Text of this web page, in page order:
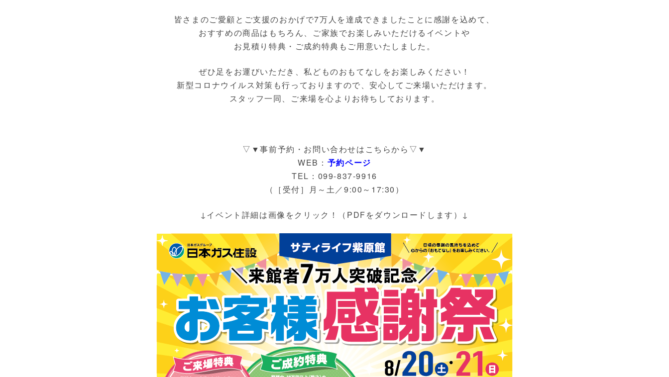
皆さまのご愛顧とご支援のおかげで7万人を達成できましたことに感謝を込めて、
おすすめの商品はもちろん、ご家族でお楽しみいただけるイベントや
お見積り特典・ご成約特典もご用意いたしました。
ぜひ足をお運びいただき、私どものおもてなしをお楽しみください！
新型コロナウイルス対策も行っておりますので、安心してご来場いただけます。
スタッフ一同、ご来場を心よりお待ちしております。
▽▼事前予約・お問い合わせはこちらから▽▼
WEB： 予約ページ
TEL：099-837-9916
（［受付］月～土／9:00～17:30）
↓イベント詳細は画像をクリック！（PDFをダウンロードします）↓